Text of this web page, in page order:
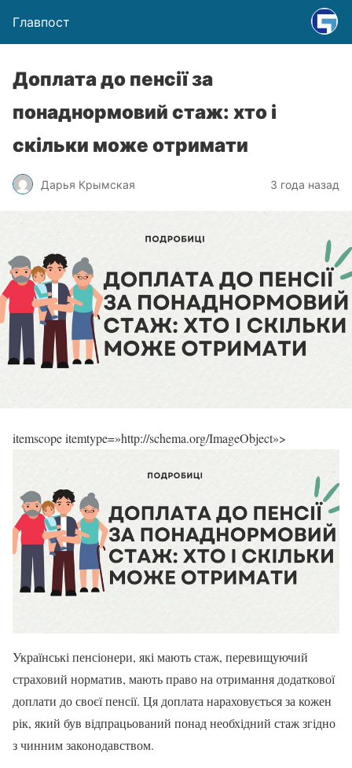
Главпост
Доплата до пенсії за
понаднормовий стаж: хто і
скільки може отримати
Дарья Крымская 3 года назад
itemscope itemtype=»http://schema.org/ImageObject»>
Українські пенсіонери, які мають стаж, перевищуючий
страховий норматив, мають право на отримання додаткової
доплати до своєї пенсії. Ця доплата нараховується за кожен
рік, який був відпрацьований понад необхідний стаж згідно
з чинним законодавством.